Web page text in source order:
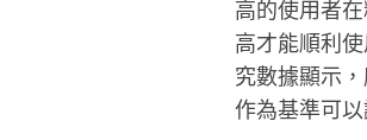
高的使用者
高才能順利
究數據顯示
作為基準可